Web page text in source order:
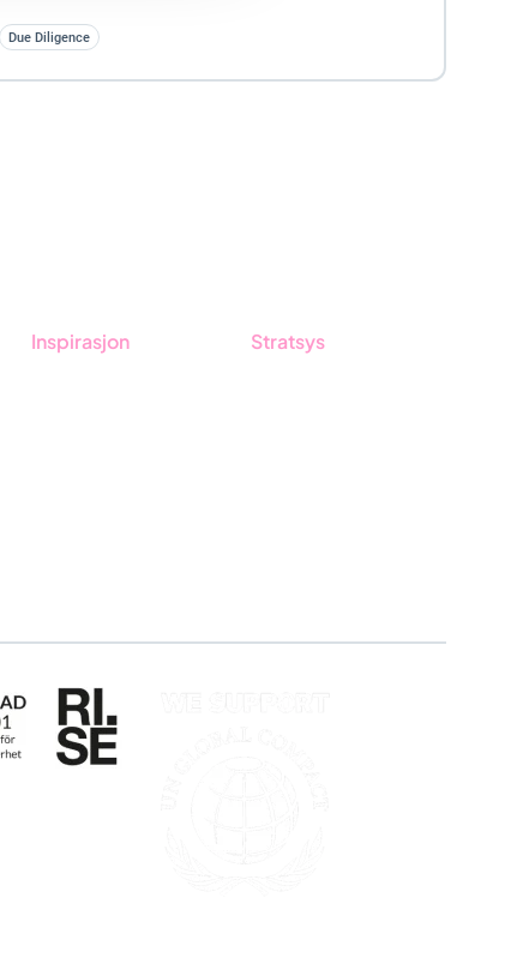
Due Diligence
Inspirasjon Stratsys